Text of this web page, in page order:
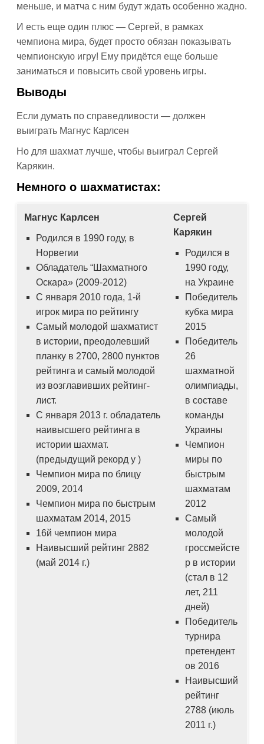
меньше, и матча с ним будут ждать особенно жадно.
И есть еще один плюс — Сергей, в рамках
чемпиона мира, будет просто обязан показывать
чемпионскую игру! Ему придётся еще больше
заниматься и повысить свой уровень игры.
Выводы
Если думать по справедливости — должен
выиграть Магнус Карлсен
Но для шахмат лучше, чтобы выиграл Сергей
Карякин.
Немного о шахматистах:
Магнус Карлсен
Родился в 1990 году, в
Норвегии
Обладатель “Шахматного
Оскара» (2009-2012)
С января 2010 года, 1-й
игрок мира по рейтингу
Самый молодой шахматист
в истории, преодолевший
планку в 2700, 2800 пунктов
рейтинга и самый молодой
из возглавивших рейтинг-
лист.
С января 2013 г. обладатель
наивысшего рейтинга в
истории шахмат.
(предыдущий рекорд у )
Чемпион мира по блицу
2009, 2014
Чемпион мира по быстрым
шахматам 2014, 2015
16й чемпион мира
Наивысший рейтинг 2882
(май 2014 г.)
Сергей
Карякин
Родился в
1990 году,
на Украине
Победитель
кубка мира
2015
Победитель
26
шахматной
олимпиады,
в составе
команды
Украины
Чемпион
миры по
быстрым
шахматам
2012
Самый
молодой
гроссмейсте
р в истории
(стал в 12
лет, 211
дней)
Победитель
турнира
претендент
ов 2016
Наивысший
рейтинг
2788 (июль
2011 г.)